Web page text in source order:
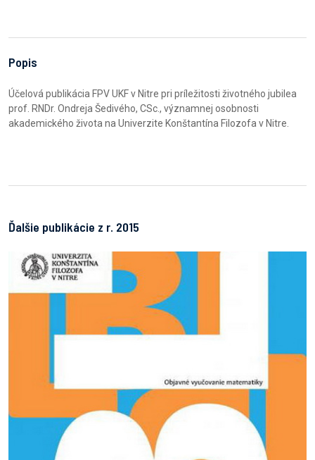
Popis
Účelová publikácia FPV UKF v Nitre pri príležitosti životného jubilea
prof. RNDr. Ondreja Šedivého, CSc., významnej osobnosti
akademického života na Univerzite Konštantína Filozofa v Nitre.
Ďalšie publikácie z r. 2015